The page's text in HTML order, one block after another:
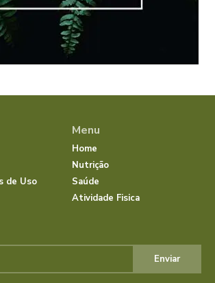
de Uso
Menu
Home
Nutrição
Saúde
Atividade Fisica
Enviar